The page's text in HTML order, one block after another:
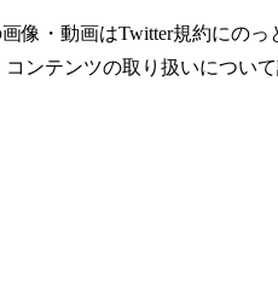
像・動画はTwitter規約にのっ
ンテンツの取り扱いについ